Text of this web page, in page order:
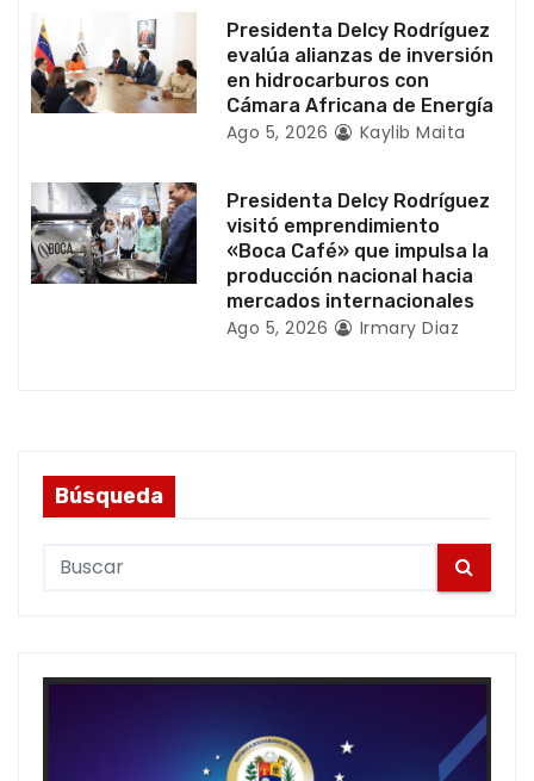
t
r
a
d
a
s
Presidenta Delcy Rodríguez
evalúa alianzas de inversión
en hidrocarburos con
Cámara Africana de Energía
Ago 5, 2026 Kaylib Maita
Presidenta Delcy Rodríguez
visitó emprendimiento
«Boca Café» que impulsa la
producción nacional hacia
mercados internacionales
Ago 5, 2026 Irmary Diaz
Búsqueda
c